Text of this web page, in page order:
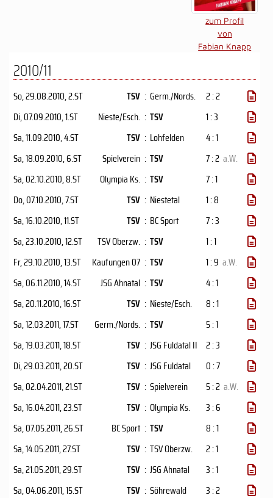
zum Profil
von
Fabian Knapp
2010/11
So, 29.08.2010, 2.ST TSV : Germ./Nords.
2 : 2
Di, 07.09.2010, 1.ST Nieste/Esch. : TSV
1 : 3
Sa, 11.09.2010, 4.ST TSV : Lohfelden
4 : 1
Sa, 18.09.2010, 6.ST Spielverein : TSV 7 : 2 a.W.
Sa, 02.10.2010, 8.ST Olympia Ks. : TSV
7 : 1
Do, 07.10.2010, 7.ST TSV : Niestetal
1 : 8
Sa, 16.10.2010, 11.ST TSV : BC Sport
7 : 3
Sa, 23.10.2010, 12.ST TSV Oberzw. : TSV
1 : 1
Fr, 29.10.2010, 13.ST Kaufungen 07 : TSV 1 : 9 a.W.
Sa, 06.11.2010, 14.ST JSG Ahnatal : TSV
4 : 1
Sa, 20.11.2010, 16.ST TSV : Nieste/Esch.
8 : 1
Sa, 12.03.2011, 17.ST Germ./Nords. : TSV
5 : 1
Sa, 19.03.2011, 18.ST TSV : JSG Fuldatal II 2 : 3
Di, 29.03.2011, 20.ST TSV : JSG Fuldatal
0 : 7
Sa, 02.04.2011, 21.ST TSV : Spielverein 5 : 2 a.W.
Sa, 16.04.2011, 23.ST TSV : Olympia Ks.
3 : 6
Sa, 07.05.2011, 26.ST BC Sport : TSV
8 : 1
Sa, 14.05.2011, 27.ST TSV : TSV Oberzw.
2 : 1
Sa, 21.05.2011, 29.ST TSV : JSG Ahnatal
3 : 1
Sa, 04.06.2011, 15.ST TSV : Söhrewald 3 : 2